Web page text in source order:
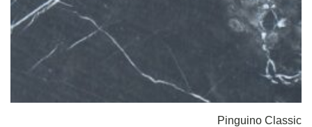
Pinguino Classic